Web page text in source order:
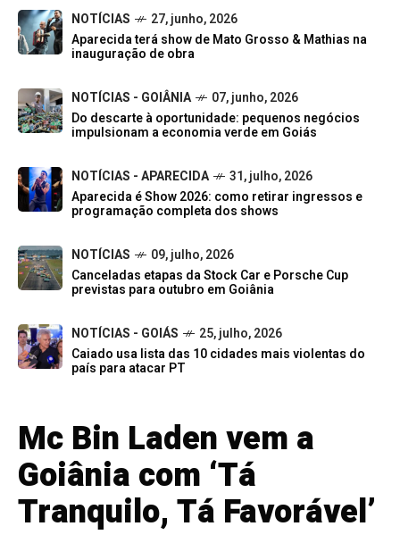
NOTÍCIAS
27, junho, 2026
Aparecida terá show de Mato Grosso & Mathias na
inauguração de obra
NOTÍCIAS - GOIÂNIA
07, junho, 2026
Do descarte à oportunidade: pequenos negócios
impulsionam a economia verde em Goiás
NOTÍCIAS - APARECIDA
31, julho, 2026
Aparecida é Show 2026: como retirar ingressos e
programação completa dos shows
NOTÍCIAS
09, julho, 2026
Canceladas etapas da Stock Car e Porsche Cup
previstas para outubro em Goiânia
NOTÍCIAS - GOIÁS
25, julho, 2026
Caiado usa lista das 10 cidades mais violentas do
país para atacar PT
Mc Bin Laden vem a
Goiânia com ‘Tá
Tranquilo, Tá Favorável’